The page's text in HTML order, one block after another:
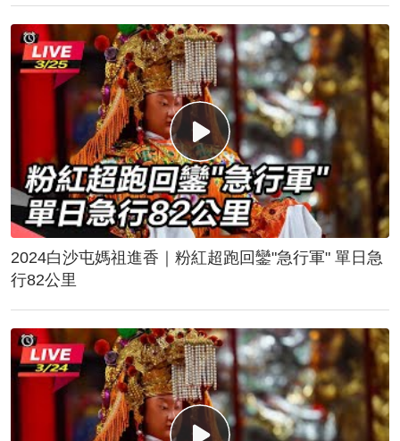
2024白沙屯媽祖進香｜粉紅超跑回鑾"急行軍" 單日急
行82公里